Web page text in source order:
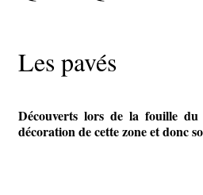
Les pavés
Découverts lors de la fouille
décoration de cette zone et donc